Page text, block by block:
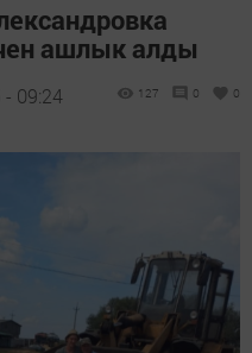
ашлык алды
- 09:24 127 0 0